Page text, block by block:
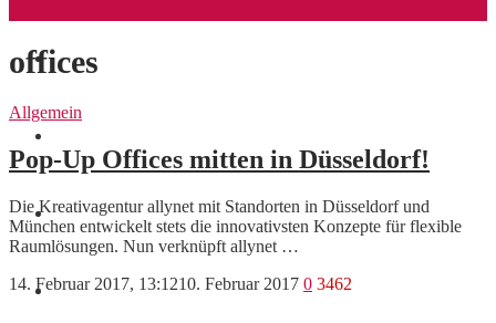
Allgemein
News
Finanzen
offices
Allgemein
Pop-Up Offices mitten in Düsseldorf!
Die Kreativagentur allynet mit Standorten in Düsseldorf und
München entwickelt stets die innovativsten Konzepte für flexible
Raumlösungen. Nun verknüpft allynet …
14. Februar 2017, 13:1210. Februar 2017 0 3462